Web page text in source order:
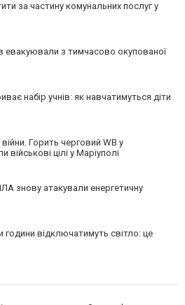
за частину комунальних послуг у
евакуювали з тимчасово окупованої
набір учнів: як навчатимуться діти
Горить черговий WB у
військові цілі у Маріуполі
знову атакували енергетичну
години відключатимуть світло: це